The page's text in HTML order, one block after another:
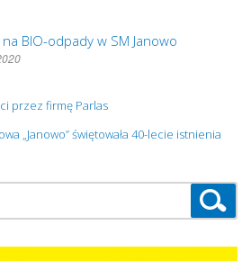
BIO-odpady w SM Janowo
przez firmę Parlas
„Janowo” świętowała 40-lecie istnienia